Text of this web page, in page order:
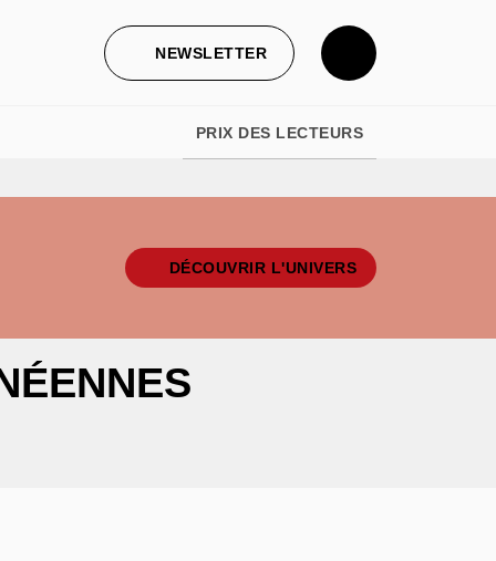
NEWSLETTER
PRIX DES LECTEURS
DÉCOUVRIR L'UNIVERS